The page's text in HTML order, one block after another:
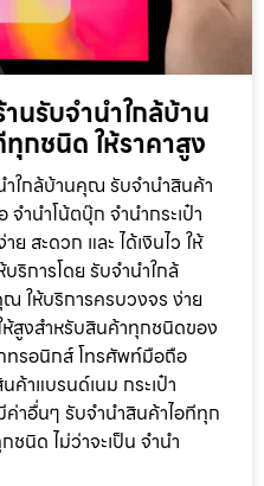
นรับจำนำใกล้บ้าน
กชนิด ให้ราคาสูง
ำใกล้บ้านคุณ รับจำนำสินค้า
ำนำโน้ตบุ๊ก จำนำกระเป๋า
สะดวก และ ได้เงินไว ให้
ริการโดย รับจํานําใกล้
ให้บริการครบวงจร ง่าย
ให้สูงสำหรับสินค้าทุกชนิดของ
ทรอนิกส์ โทรศัพท์มือถือ
าแบรนด์เนม กระเป๋า
ค่าอื่นๆ รับจำนำสินค้าไอทีทุก
นิด ไม่ว่าจะเป็น จำนำ